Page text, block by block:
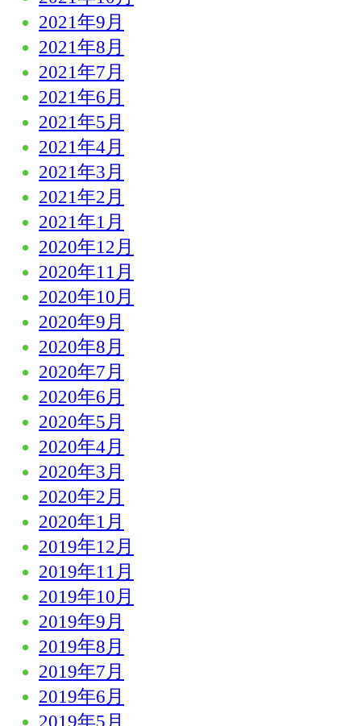
2021年9月
2021年8月
2021年7月
2021年6月
2021年5月
2021年4月
2021年3月
2021年2月
2021年1月
2020年12月
2020年11月
2020年10月
2020年9月
2020年8月
2020年7月
2020年6月
2020年5月
2020年4月
2020年3月
2020年2月
2020年1月
2019年12月
2019年11月
2019年10月
2019年9月
2019年8月
2019年7月
2019年6月
2019年5月